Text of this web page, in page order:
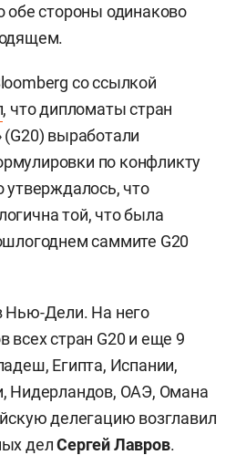
обе стороны одинаково
со ссылкой
, что дипломаты стран
выработали
по конфликту
утверждалось, что
той, что была
саммите G20
Нью-Дели. На него
всех стран G20 и еще 9
Египта, Испании,
Нидерландов, ОАЭ, Омана
делегацию возглавил
делСергей Лавров.